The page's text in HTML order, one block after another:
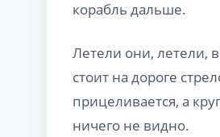
корабль дальше.
Летели они, летели,
стоит на дороге
прицеливается, а
ничего не видно.